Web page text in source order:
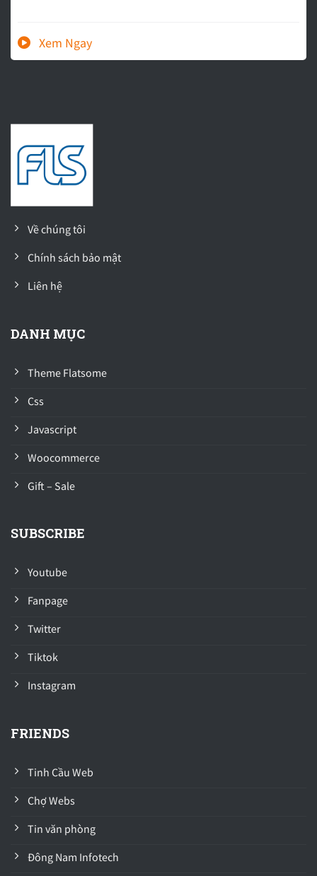
Về chúng tôi
Chính sách bảo mật
Liên hệ
DANH MỤC
Theme Flatsome
Css
Javascript
Woocommerce
Gift – Sale
SUBSCRIBE
Youtube
Fanpage
Twitter
Tiktok
Instagram
FRIENDS
Tinh Cầu Web
Chợ Webs
Tin văn phòng
Đông Nam Infotech